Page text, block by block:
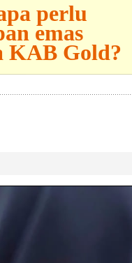
perlu
emas
KAB Gold?